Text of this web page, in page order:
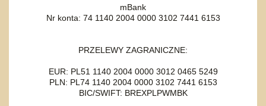
mBank
Nr konta: 74 1140 2004 0000 3102 7441 6153
PRZELEWY ZAGRANICZNE:
EUR: PL51 1140 2004 0000 3012 0465 5249
PLN: PL74 1140 2004 0000 3102 7441 6153
BIC/SWIFT: BREXPLPWMBK